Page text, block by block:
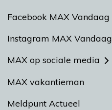
Facebook MAX Vandaag
Instagram MAX Vandaag
MAX op sociale media
MAX vakantieman
Meldpunt Actueel